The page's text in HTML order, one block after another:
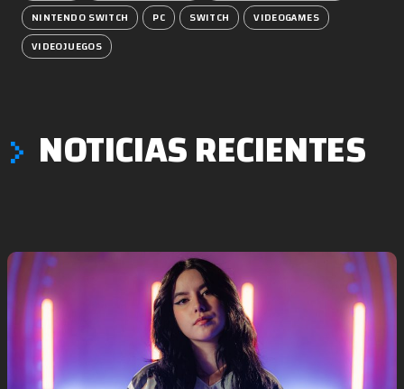
NINTENDO SWITCH
PC SWITCH
VIDEOGAMES
VIDEOJUEGOS
NOTICIAS RECIENTES